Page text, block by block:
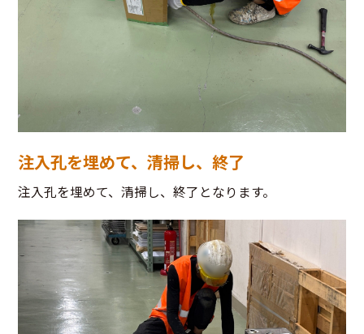
注入孔を埋めて、清掃し、終了
注入孔を埋めて、清掃し、終了となります。